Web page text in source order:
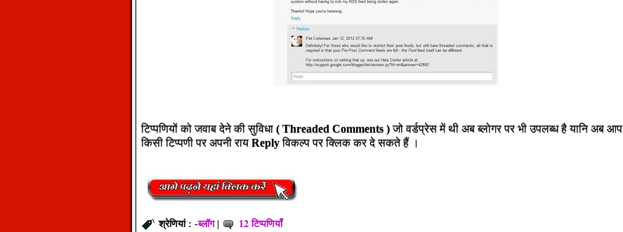
टिप्पणियों को जवाब देने की सुविधा ( Threaded Comments )जो वर्डप्रेस में थी अब ब्लोगर पर भी उपलब्ध है यानि अब आप
किसी टिप्पणी पर अपनी राय Replyविकल्प पर क्लिक कर दे सकते हैं ।
श्रेणियां : -ब्लॉग| 12 टिप्पणियाँ